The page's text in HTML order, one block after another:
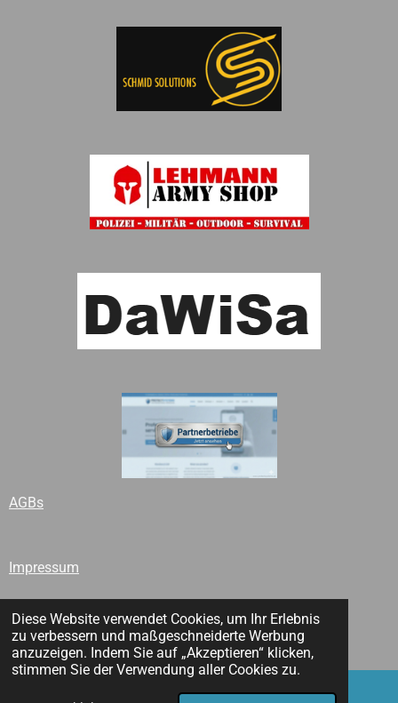
Diese Website verwendet Cookies, um Ihr Erlebnis
zu verbessern und maßgeschneiderte Werbung
anzuzeigen. Indem Sie auf „Akzeptieren“ klicken,
stimmen Sie der Verwendung aller Cookies zu.
AGBs
Impressum
© 2024 - 2026 Protect Systems e.U.